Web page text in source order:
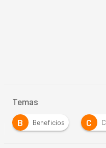
Temas
Beneficios C CRM